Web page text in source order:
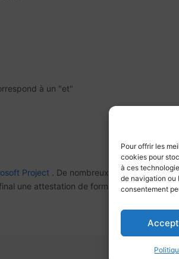
Pour offrir les
cookies pour
à ces
de navigation ou
consentement
à un "et"
Project
. De nombreux exercices
une attestation de formation.